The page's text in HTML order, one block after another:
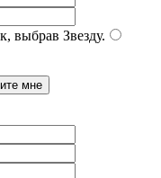
выбрав Звезду.